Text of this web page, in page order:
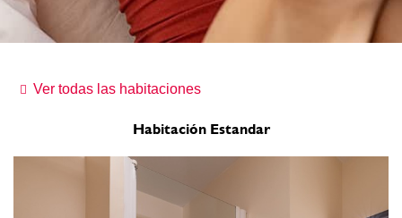
Ver todas las habitaciones
Habitación Estandar